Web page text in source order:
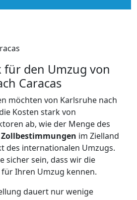
für den Umzug von
Caracas
möchten von Karlsruhe nach
Kosten stark von
ab, wie der Menge des
Zollbestimmungen im Zielland
des internationalen Umzugs.
sicher sein, dass wir die
für Ihren Umzug kennen.
dauert nur wenige